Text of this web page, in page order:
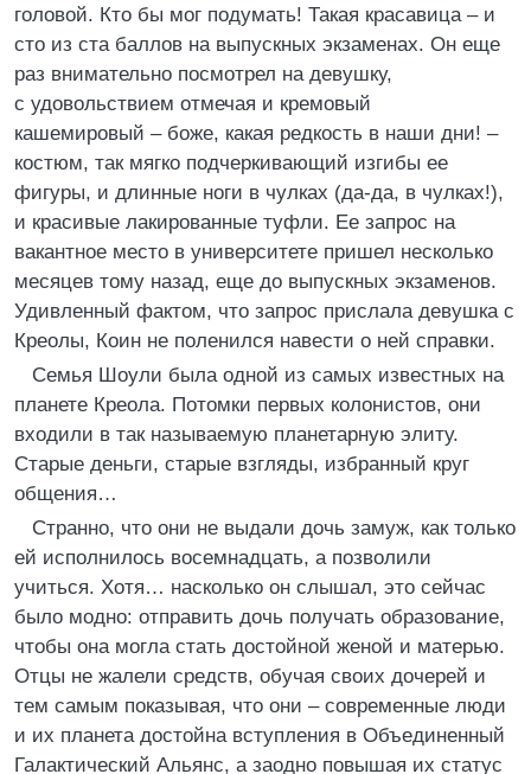
головой. Кто бы мог подумать! Такая красавица – и
сто из ста баллов на выпускных экзаменах. Он еще
раз внимательно посмотрел на девушку,
с удовольствием отмечая и кремовый
кашемировый – боже, какая редкость в наши дни! –
костюм, так мягко подчеркивающий изгибы ее
фигуры, и длинные ноги в чулках (да-да, в чулках!),
и красивые лакированные туфли. Ее запрос на
вакантное место в университете пришел несколько
месяцев тому назад, еще до выпускных экзаменов.
Удивленный фактом, что запрос прислала девушка с
Креолы, Коин не поленился навести о ней справки.
Семья Шоули была одной из самых известных на
планете Креола. Потомки первых колонистов, они
входили в так называемую планетарную элиту.
Старые деньги, старые взгляды, избранный круг
общения…
Странно, что они не выдали дочь замуж, как только
ей исполнилось восемнадцать, а позволили
учиться. Хотя… насколько он слышал, это сейчас
было модно: отправить дочь получать образование,
чтобы она могла стать достойной женой и матерью.
Отцы не жалели средств, обучая своих дочерей и
тем самым показывая, что они – современные люди
и их планета достойна вступления в Объединенный
Галактический Альянс, а заодно повышая их статус